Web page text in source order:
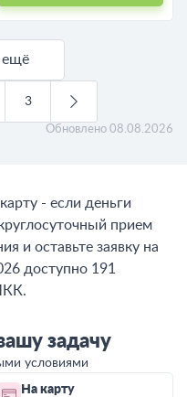
ещё
3
Обновлено 08.08.2026
- если деньги
прием
и оставьте заявку на
доступно 191
задачу
условиями
На карту